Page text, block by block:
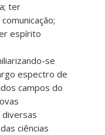
ter
espírito
se
espectro de
campos do
diversas
ciências